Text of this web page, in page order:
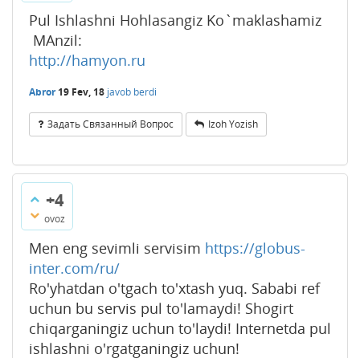
Pul Ishlashni Hohlasangiz Ko`maklashamiz
MAnzil:
http://hamyon.ru
Abror 19 Fev, 18 javob berdi
Задать Связанный Вопрос Izoh Yozish
+4
ovoz
Men eng sevimli servisim https://globus-
inter.com/ru/
Ro'yhatdan o'tgach to'xtash yuq. Sababi ref
uchun bu servis pul to'lamaydi! Shogirt
chiqarganingiz uchun to'laydi! Internetda pul
ishlashni o'rgatganingiz uchun!